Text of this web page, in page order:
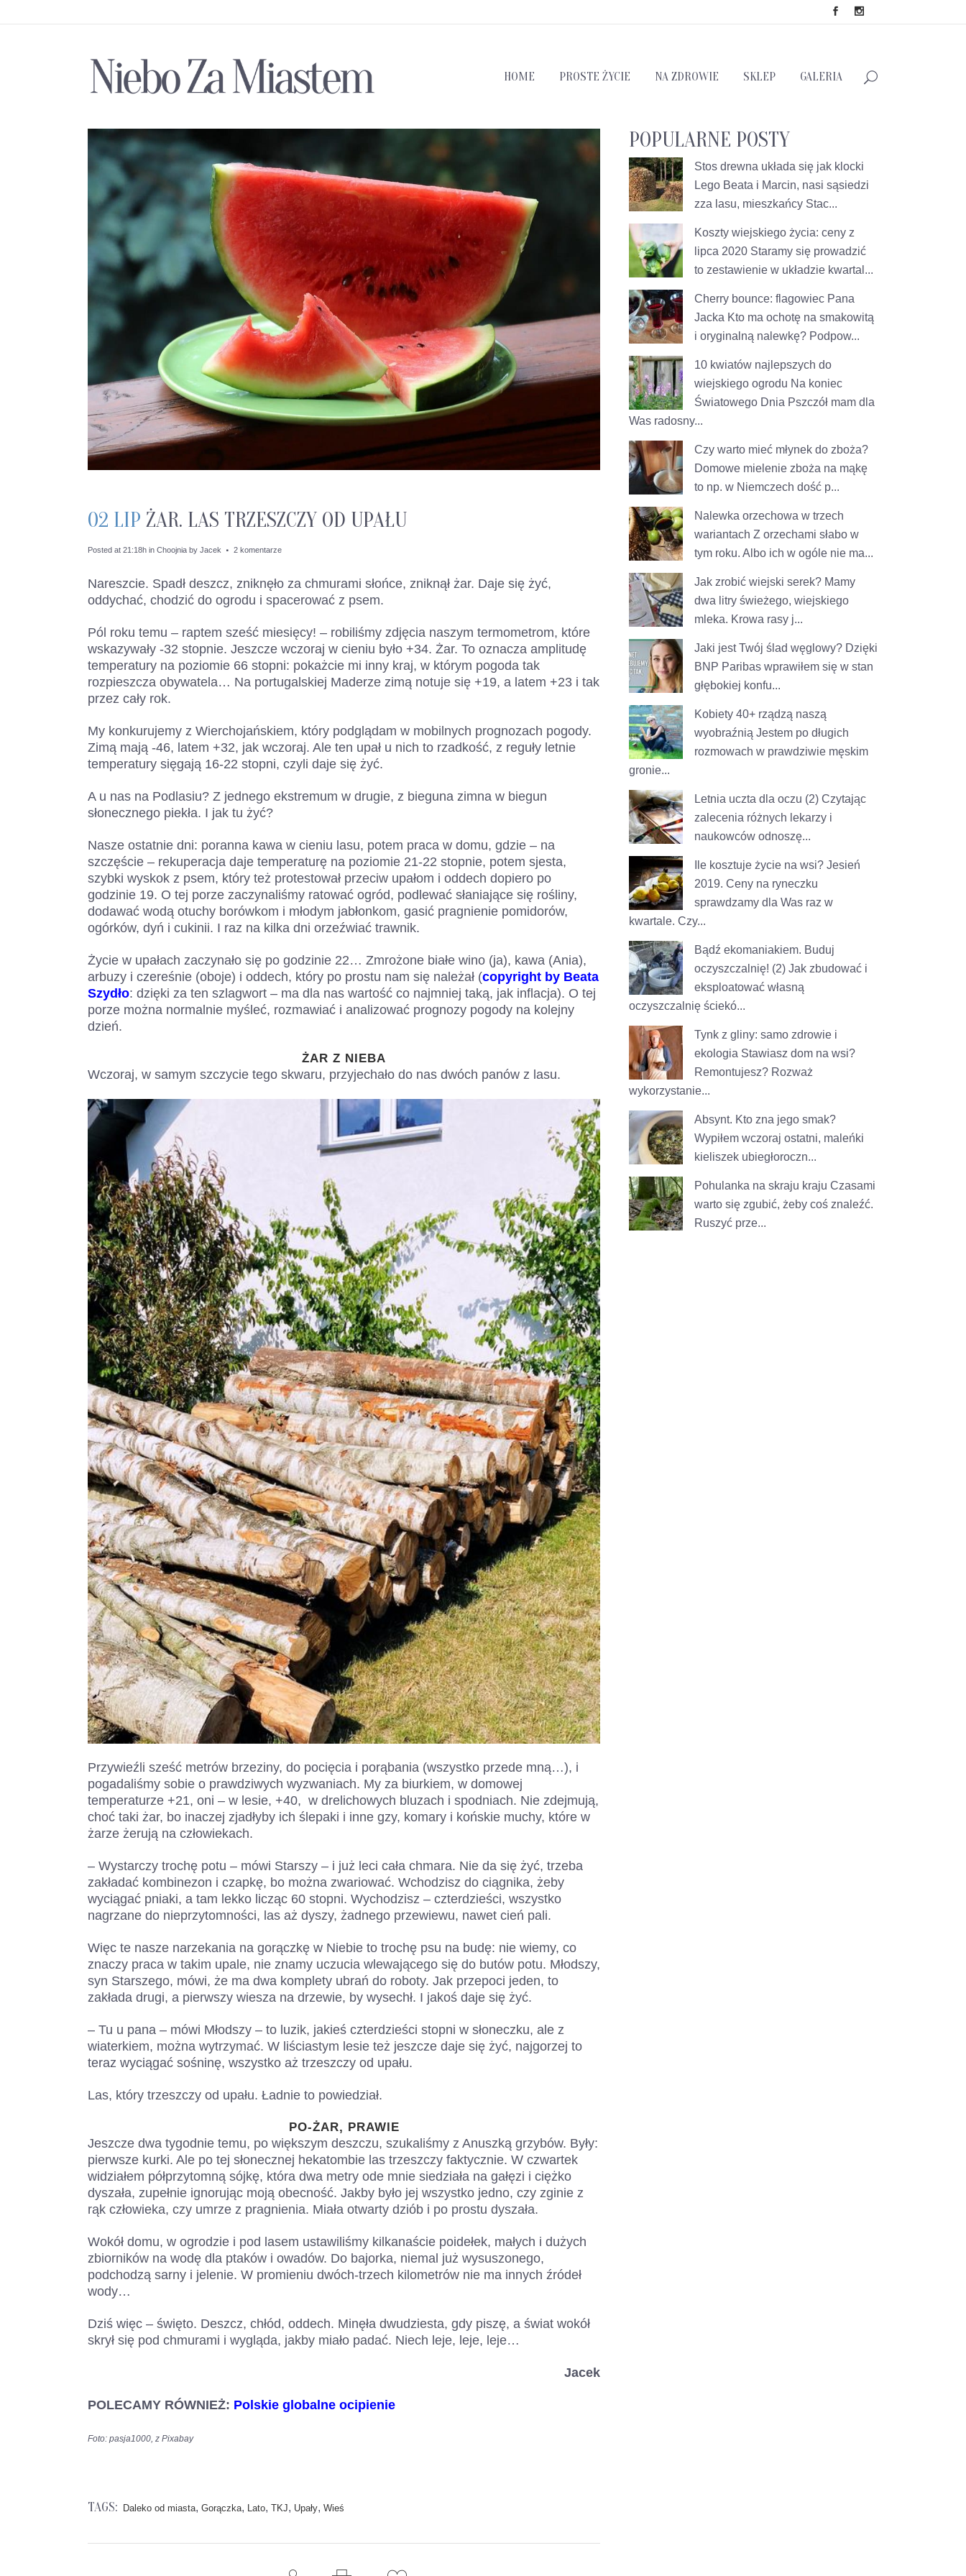
HOME PROSTE ŻYCIE NA ZDROWIE SKLEP GALERIA
02 LIP ŻAR. LAS TRZESZCZY OD UPAŁU
Posted at 21:18h in Choojnia by Jacek 2 komentarze
Nareszcie. Spadł deszcz, zniknęło za chmurami słońce, zniknął żar. Daje się żyć,
oddychać, chodzić do ogrodu i spacerować z psem.
Pól roku temu – raptem sześć miesięcy! – robiliśmy zdjęcia naszym termometrom, które
wskazywały -32 stopnie. Jeszcze wczoraj w cieniu było +34. Żar. To oznacza amplitudę
temperatury na poziomie 66 stopni: pokażcie mi inny kraj, w którym pogoda tak
rozpieszcza obywatela… Na portugalskiej Maderze zimą notuje się +19, a latem +23 i tak
przez cały rok.
My konkurujemy z Wierchojańskiem, który podglądam w mobilnych prognozach pogody.
Zimą mają -46, latem +32, jak wczoraj. Ale ten upał u nich to rzadkość, z reguły letnie
temperatury sięgają 16-22 stopni, czyli daje się żyć.
A u nas na Podlasiu? Z jednego ekstremum w drugie, z bieguna zimna w biegun
słonecznego piekła. I jak tu żyć?
Nasze ostatnie dni: poranna kawa w cieniu lasu, potem praca w domu, gdzie – na
szczęście – rekuperacja daje temperaturę na poziomie 21-22 stopnie, potem sjesta,
szybki wyskok z psem, który też protestował przeciw upałom i oddech dopiero po
godzinie 19. O tej porze zaczynaliśmy ratować ogród, podlewać słaniające się rośliny,
dodawać wodą otuchy borówkom i młodym jabłonkom, gasić pragnienie pomidorów,
ogórków, dyń i cukinii. I raz na kilka dni orzeźwiać trawnik.
Życie w upałach zaczynało się po godzinie 22… Zmrożone białe wino (ja), kawa (Ania),
arbuzy i czereśnie (oboje) i oddech, który po prostu nam się należał (copyright by Beata
Szydło: dzięki za ten szlagwort – ma dla nas wartość co najmniej taką, jak inflacja). O tej
porze można normalnie myśleć, rozmawiać i analizować prognozy pogody na kolejny
dzień.
ŻAR Z NIEBA
Wczoraj, w samym szczycie tego skwaru, przyjechało do nas dwóch panów z lasu.
Przywieźli sześć metrów brzeziny, do pocięcia i porąbania (wszystko przede mną…), i
pogadaliśmy sobie o prawdziwych wyzwaniach. My za biurkiem, w domowej
temperaturze +21, oni – w lesie, +40, w drelichowych bluzach i spodniach. Nie zdejmują,
choć taki żar, bo inaczej zjadłyby ich ślepaki i inne gzy, komary i końskie muchy, które w
żarze żerują na człowiekach.
– Wystarczy trochę potu – mówi Starszy – i już leci cała chmara. Nie da się żyć, trzeba
zakładać kombinezon i czapkę, bo można zwariować. Wchodzisz do ciągnika, żeby
wyciągać pniaki, a tam lekko licząc 60 stopni. Wychodzisz – czterdzieści, wszystko
nagrzane do nieprzytomności, las aż dyszy, żadnego przewiewu, nawet cień pali.
Więc te nasze narzekania na gorączkę w Niebie to trochę psu na budę: nie wiemy, co
znaczy praca w takim upale, nie znamy uczucia wlewającego się do butów potu. Młodszy,
syn Starszego, mówi, że ma dwa komplety ubrań do roboty. Jak przepoci jeden, to
zakłada drugi, a pierwszy wiesza na drzewie, by wysechł. I jakoś daje się żyć.
– Tu u pana – mówi Młodszy – to luzik, jakieś czterdzieści stopni w słoneczku, ale z
wiaterkiem, można wytrzymać. W liściastym lesie też jeszcze daje się żyć, najgorzej to
teraz wyciągać sośninę, wszystko aż trzeszczy od upału.
Las, który trzeszczy od upału. Ładnie to powiedział.
PO-ŻAR, PRAWIE
Jeszcze dwa tygodnie temu, po większym deszczu, szukaliśmy z Anuszką grzybów. Były:
pierwsze kurki. Ale po tej słonecznej hekatombie las trzeszczy faktycznie. W czwartek
widziałem półprzytomną sójkę, która dwa metry ode mnie siedziała na gałęzi i ciężko
dyszała, zupełnie ignorując moją obecność. Jakby było jej wszystko jedno, czy zginie z
rąk człowieka, czy umrze z pragnienia. Miała otwarty dziób i po prostu dyszała.
Wokół domu, w ogrodzie i pod lasem ustawiliśmy kilkanaście poidełek, małych i dużych
zbiorników na wodę dla ptaków i owadów. Do bajorka, niemal już wysuszonego,
podchodzą sarny i jelenie. W promieniu dwóch-trzech kilometrów nie ma innych źródeł
wody…
Dziś więc – święto. Deszcz, chłód, oddech. Minęła dwudziesta, gdy piszę, a świat wokół
skrył się pod chmurami i wygląda, jakby miało padać. Niech leje, leje, leje…
Jacek
POLECAMY RÓWNIEŻ: Polskie globalne ocipienie
Foto: pasja1000, z Pixabay
TAGS: Daleko od miasta, Gorączka, Lato, TKJ, Upały, Wieś
POPULARNE POSTY
Stos drewna układa się jak klocki
Lego Beata i Marcin, nasi sąsiedzi
zza lasu, mieszkańcy Stac...
Koszty wiejskiego życia: ceny z
lipca 2020 Staramy się prowadzić
to zestawienie w układzie kwartal...
Cherry bounce: flagowiec Pana
Jacka Kto ma ochotę na smakowitą
i oryginalną nalewkę? Podpow...
10 kwiatów najlepszych do
wiejskiego ogrodu Na koniec
Światowego Dnia Pszczół mam dla
Was radosny...
Czy warto mieć młynek do zboża?
Domowe mielenie zboża na mąkę
to np. w Niemczech dość p...
Nalewka orzechowa w trzech
wariantach Z orzechami słabo w
tym roku. Albo ich w ogóle nie ma...
Jak zrobić wiejski serek? Mamy
dwa litry świeżego, wiejskiego
mleka. Krowa rasy j...
Jaki jest Twój ślad węglowy? Dzięki
BNP Paribas wprawiłem się w stan
głębokiej konfu...
Kobiety 40+ rządzą naszą
wyobraźnią Jestem po długich
rozmowach w prawdziwie męskim
gronie...
Letnia uczta dla oczu (2) Czytając
zalecenia różnych lekarzy i
naukowców odnoszę...
Ile kosztuje życie na wsi? Jesień
2019. Ceny na ryneczku
sprawdzamy dla Was raz w
kwartale. Czy...
Bądź ekomaniakiem. Buduj
oczyszczalnię! (2) Jak zbudować i
eksploatować własną
oczyszczalnię ściekó...
Tynk z gliny: samo zdrowie i
ekologia Stawiasz dom na wsi?
Remontujesz? Rozważ
wykorzystanie...
Absynt. Kto zna jego smak?
Wypiłem wczoraj ostatni, maleńki
kieliszek ubiegłoroczn...
Pohulanka na skraju kraju Czasami
warto się zgubić, żeby coś znaleźć.
Ruszyć prze...